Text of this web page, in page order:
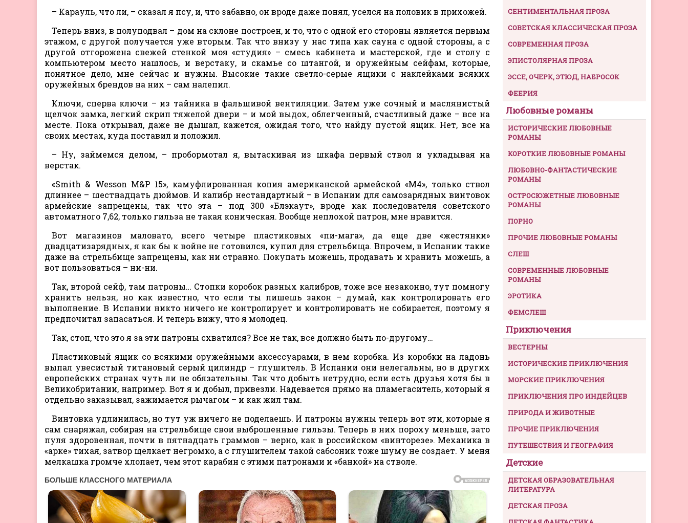
– Карауль, что ли, – сказал я псу, и, что забавно, он вроде даже понял, уселся на половик в прихожей.
Теперь вниз, в полуподвал – дом на склоне построен, и то, что с одной его стороны является первым
этажом, с другой получается уже вторым. Так что внизу у нас типа как сауна с одной стороны, а с
другой отгорожена свежей стенкой моя «студия» – смесь кабинета и мастерской, где и столу с
компьютером место нашлось, и верстаку, и скамье со штангой, и оружейным сейфам, которые,
понятное дело, мне сейчас и нужны. Высокие такие светло-серые ящики с наклейками всяких
оружейных брендов на них – сам налепил.
Ключи, сперва ключи – из тайника в фальшивой вентиляции. Затем уже сочный и маслянистый
щелчок замка, легкий скрип тяжелой двери – и мой выдох, облегченный, счастливый даже – все на
месте. Пока открывал, даже не дышал, кажется, ожидая того, что найду пустой ящик. Нет, все на
своих местах, куда поставил и положил.
– Ну, займемся делом, – пробормотал я, вытаскивая из шкафа первый ствол и укладывая на
верстак.
«Smith & Wesson M&P 15», камуфлированная копия американской армейской «М4», только ствол
длиннее – шестнадцать дюймов. И калибр нестандартный – в Испании для самозарядных винтовок
армейские запрещены, так что эта – под 300 «Блэкаут», вроде как последователя советского
автоматного 7,62, только гильза не такая коническая. Вообще неплохой патрон, мне нравится.
Вот магазинов маловато, всего четыре пластиковых «пи-мага», да еще две «жестянки»
двадцатизарядных, я как бы к войне не готовился, купил для стрельбища. Впрочем, в Испании такие
даже на стрельбище запрещены, как ни странно. Покупать можешь, продавать и хранить можешь, а
вот пользоваться – ни-ни.
Так, второй сейф, там патроны… Стопки коробок разных калибров, тоже все незаконно, тут помногу
хранить нельзя, но как известно, что если ты пишешь закон – думай, как контролировать его
выполнение. В Испании никто ничего не контролирует и контролировать не собирается, поэтому я
предпочитал запасаться. И теперь вижу, что я молодец.
Так, стоп, что это я за эти патроны схватился? Все не так, все должно быть по-другому…
Пластиковый ящик со всякими оружейными аксессуарами, в нем коробка. Из коробки на ладонь
выпал увесистый титановый серый цилиндр – глушитель. В Испании они нелегальны, но в других
европейских странах чуть ли не обязательны. Так что добыть нетрудно, если есть друзья хотя бы в
Великобритании, например. Вот я и добыл, привезли. Надевается прямо на пламегаситель, который я
отдельно заказывал, зажимается рычагом – и как жил там.
Винтовка удлинилась, но тут уж ничего не поделаешь. И патроны нужны теперь вот эти, которые я
сам снаряжал, собирая на стрельбище свои выброшенные гильзы. Теперь в них пороху меньше, зато
пуля здоровенная, почти в пятнадцать граммов – верно, как в российском «винторезе». Механика в
«арке» тихая, затвор щелкает негромко, а с глушителем такой сабсоник тоже шуму не создает. У меня
мелкашка громче хлопает, чем этот карабин с этими патронами и «банкой» на стволе.
СЕНТИМЕНТАЛЬНАЯ ПРОЗА
СОВЕТСКАЯ КЛАССИЧЕСКАЯ ПРОЗА
СОВРЕМЕННАЯ ПРОЗА
ЭПИСТОЛЯРНАЯ ПРОЗА
ЭССЕ, ОЧЕРК, ЭТЮД, НАБРОСОК
ФЕЕРИЯ
Любовные романы
ИСТОРИЧЕСКИЕ ЛЮБОВНЫЕ
РОМАНЫ
КОРОТКИЕ ЛЮБОВНЫЕ РОМАНЫ
ЛЮБОВНО-ФАНТАСТИЧЕСКИЕ
РОМАНЫ
ОСТРОСЮЖЕТНЫЕ ЛЮБОВНЫЕ
РОМАНЫ
ПОРНО
ПРОЧИЕ ЛЮБОВНЫЕ РОМАНЫ
СЛЕШ
СОВРЕМЕННЫЕ ЛЮБОВНЫЕ
РОМАНЫ
ЭРОТИКА
ФЕМСЛЕШ
Приключения
ВЕСТЕРНЫ
ИСТОРИЧЕСКИЕ ПРИКЛЮЧЕНИЯ
МОРСКИЕ ПРИКЛЮЧЕНИЯ
ПРИКЛЮЧЕНИЯ ПРО ИНДЕЙЦЕВ
ПРИРОДА И ЖИВОТНЫЕ
ПРОЧИЕ ПРИКЛЮЧЕНИЯ
ПУТЕШЕСТВИЯ И ГЕОГРАФИЯ
Детские
ДЕТСКАЯ ОБРАЗОВАТЕЛЬНАЯ
ЛИТЕРАТУРА
ДЕТСКАЯ ПРОЗА